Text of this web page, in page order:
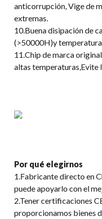
anticorrupción, Vige de
extremas.
10.Buena disipación de
(>50000H)y
11.Chip de marca
altas temperaturas,Evite
Por qué elegirnos
1.Fabricante directo en
puede apoyarlo con el
2.Tener certificaciones
proporcionamos bienes